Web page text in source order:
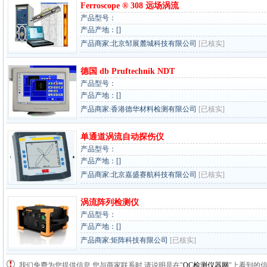
Ferroscope ® 308 远场涡流
产品型号：
产品产地：[]
产品商家:北京邹展麓城科技有限公司 [已核实]
德国 db Pruftechnik NDT
产品型号：
产品产地：[]
产品商家:香港德华材料检测有限公司 [已核实]
单通道涡流自动探伤仪
产品型号：
产品产地：[]
产品商家:北京嘉盛赛航科技有限公司 [已核实]
涡流阵列检测仪
产品型号：
产品产地：[]
产品商家:矩阵科技有限公司 [已核实]
我们免费为您提供信息,您与商家联系时,请说明是在"QC检测仪器网"上看到的